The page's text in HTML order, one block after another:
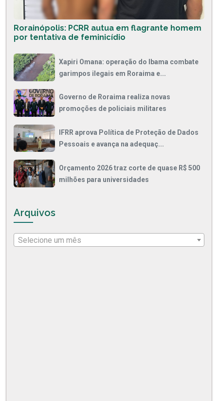
Rorainópolis: PCRR autua em flagrante homem
por tentativa de feminicídio
Xapiri Omana: operação do Ibama combate
garimpos ilegais em Roraima e...
Governo de Roraima realiza novas
promoções de policiais militares
IFRR aprova Política de Proteção de Dados
Pessoais e avança na adequaç...
Orçamento 2026 traz corte de quase R$ 500
milhões para universidades
Arquivos
Selecione um mês